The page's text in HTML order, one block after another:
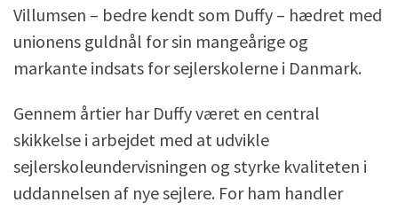
Villumsen – bedre kendt som Duffy – hædret med
unionens guldnål for sin mangeårige og
markante indsats for sejlerskolerne i Danmark.
Gennem årtier har Duffy været en central
skikkelse i arbejdet med at udvikle
sejlerskoleundervisningen og styrke kvaliteten i
uddannelsen af nye sejlere. For ham handler